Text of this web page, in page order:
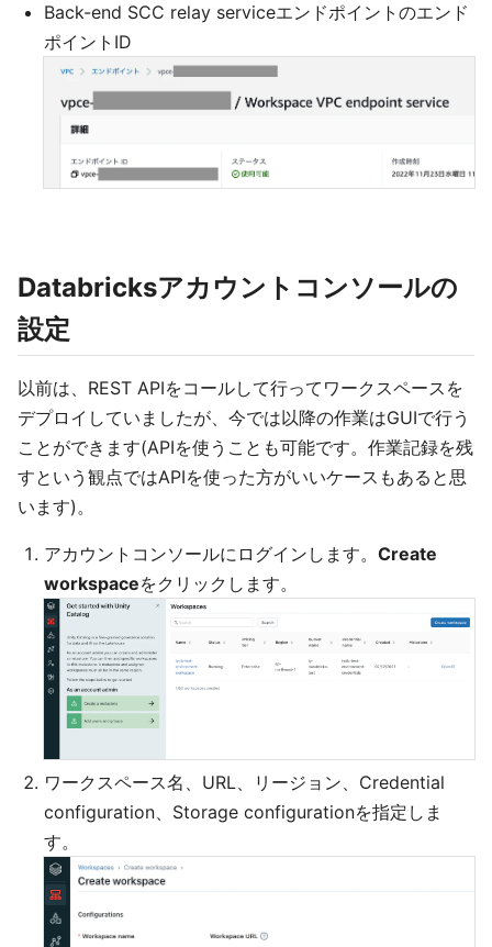
Back-end SCC relay serviceエンドポイントのエンド
ポイントID
Databricksアカウントコンソールの
設定
以前は、REST APIをコールして行ってワークスペースを
デプロイしていましたが、今では以降の作業はGUIで行う
ことができます(APIを使うことも可能です。作業記録を残
すという観点ではAPIを使った方がいいケースもあると思
います)。
アカウントコンソールにログインします。 Create
workspaceをクリックします。
ワークスペース名、URL、リージョン、Credential
configuration、Storage configurationを指定しま
す。